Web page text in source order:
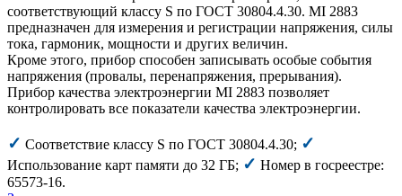
соответствующий классу S по ГОСТ 30804.4.30. MI 2883
предназначен для измерения и регистрации напряжения, силы
тока, гармоник, мощности и других величин.
Кроме этого, прибор способен записывать особые события
напряжения (провалы, перенапряжения, прерывания).
Прибор качества электроэнергии MI 2883 позволяет
контролировать все показатели качества электроэнергии.
✓ Соответствие классу S по ГОСТ 30804.4.30; ✓
Использование карт памяти до 32 ГБ; ✓ Номер в госреестре:
65573-16.